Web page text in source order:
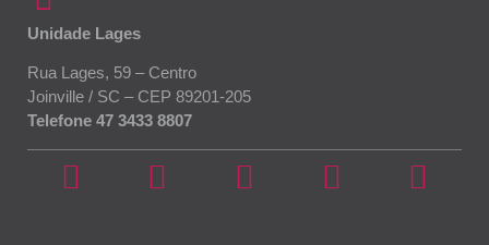
Unidade Lages
Rua Lages, 59 – Centro
Joinville / SC – CEP 89201-205
Telefone 47 3433 8807